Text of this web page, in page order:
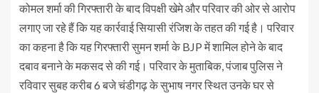
कोमल शर्मा की गिरफ्तारी के बाद विपक्षी खेमे और परिवार की ओर से आरोप
लगाए जा रहे हैं कि यह कार्रवाई सियासी रंजिश के तहत की गई है। परिवार
का कहना है कि यह गिरफ्तारी सुमन शर्मा के BJP में शामिल होने के बाद
दबाव बनाने के मकसद से की गई। परिवार के मुताबिक, पंजाब पुलिस ने
रविवार सुबह करीब 6 बजे चंडीगढ़ के सुभाष नगर स्थित उनके घर से